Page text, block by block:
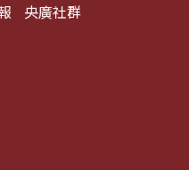
央廣社群